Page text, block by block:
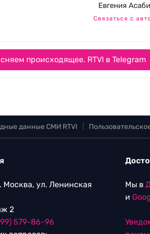
Евгения
Связаться с
происходящее. RTVI в Telegram
данные СМИ RTVI
Москва, ул. Ленинская
2
579-86-96
Мы в
и